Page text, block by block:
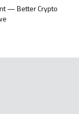
— Better Crypto